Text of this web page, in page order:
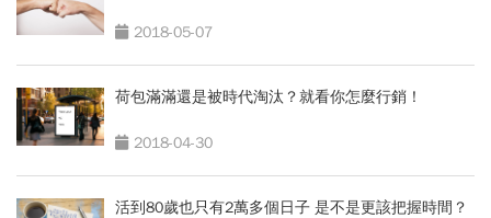
2018-05-07
荷包滿滿還是被時代淘汰？就看你怎麼行銷！
2018-04-30
活到80歲也只有2萬多個日子 是不是更該把握時間？